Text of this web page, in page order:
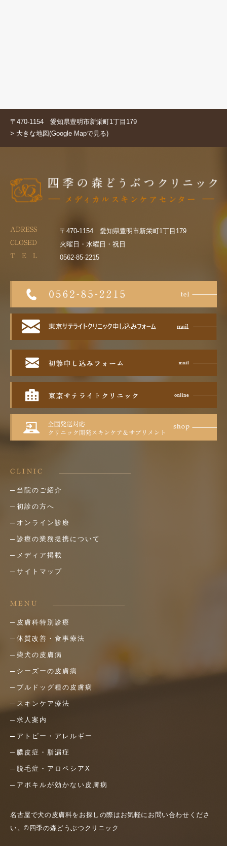
〒470-1154 愛知県豊明市新栄町1丁目179
> 大きな地図(Google Mapで見る)
ADRESS 〒470-1154 愛知県豊明市新栄町1丁目179
CLOSED 火曜日・水曜日・祝日
T E L 0562-85-2215
CLINIC
当院のご紹介
初診の方へ
オンライン診療
診療の業務提携について
メディア掲載
サイトマップ
MENU
皮膚科特別診療
体質改善・食事療法
柴犬の皮膚病
シーズーの皮膚病
ブルドッグ種の皮膚病
スキンケア療法
求人案内
アトピー・アレルギー
膿皮症・脂漏症
脱毛症・アロペシアX
アポキルが効かない皮膚病
名古屋で犬の皮膚科をお探しの際はお気軽にお問い合わせくださ
い。©四季の森どうぶつクリニック